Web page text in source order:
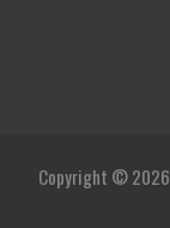
Copyright © 2026